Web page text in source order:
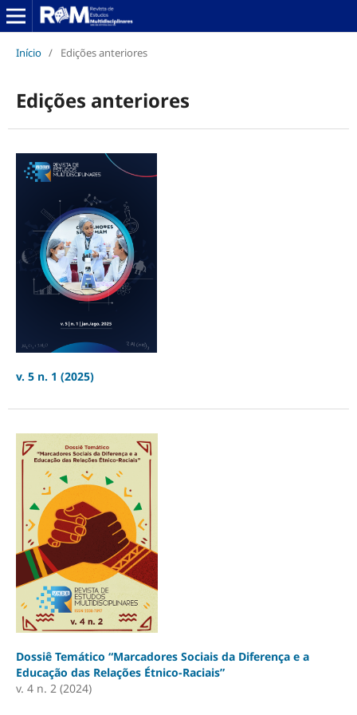
Início / Edições anteriores
Edições anteriores
v. 5 n. 1 (2025)
Dossiê Temático “Marcadores Sociais da Diferença e a
Educação das Relações Étnico-Raciais”
v. 4 n. 2 (2024)